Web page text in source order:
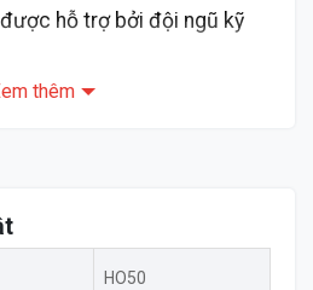
được hỗ trợ bởi đội ngũ kỹ
thêm
HO50